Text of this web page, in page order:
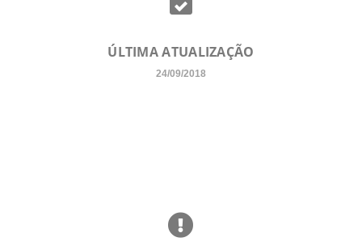
ÚLTIMA ATUALIZAÇÃO
24/09/2018